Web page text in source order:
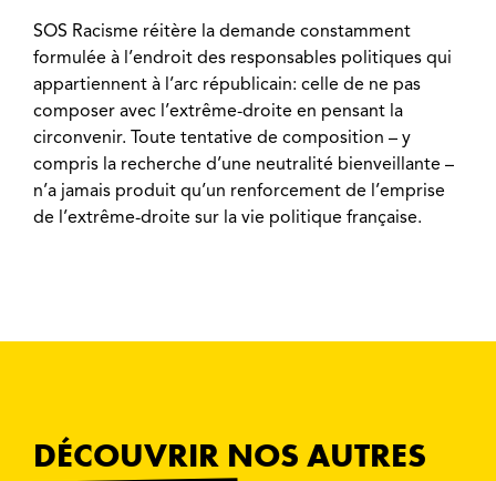
SOS Racisme réitère la demande constamment
formulée à l’endroit des responsables politiques qui
appartiennent à l’arc républicain: celle de ne pas
composer avec l’extrême-droite en pensant la
circonvenir. Toute tentative de composition – y
compris la recherche d’une neutralité bienveillante –
n’a jamais produit qu’un renforcement de l’emprise
de l’extrême-droite sur la vie politique française.
DÉCOUVRIR NOS AUTRES